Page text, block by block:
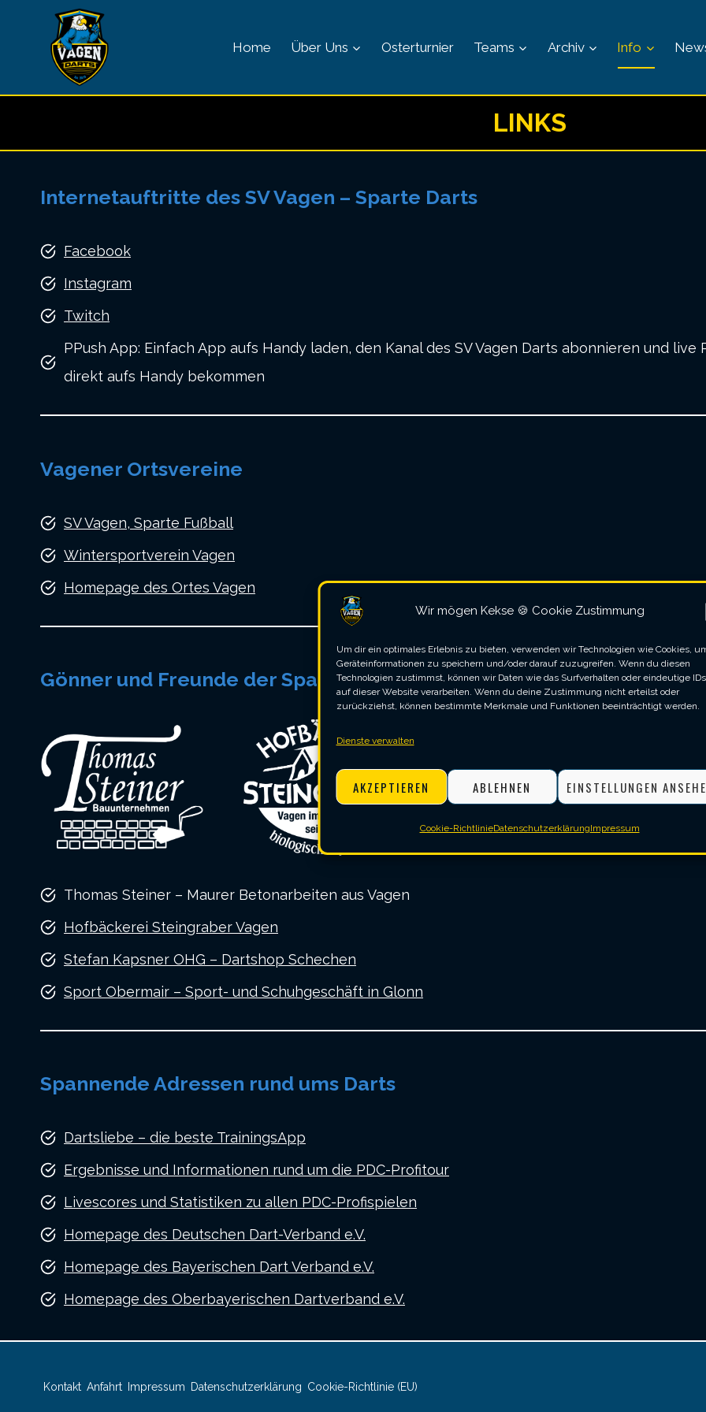
Wir mögen Kekse 🍪 Cookie Zustimmung
Um dir ein optimales Erlebnis zu bieten, verwenden wir Technologien wie Cookies,
Geräteinformationen zu speichern und/oder darauf zuzugreifen. Wenn du diesen
Technologien zustimmst, können wir Daten wie das Surfverhalten oder eindeutige IDs
auf dieser Website verarbeiten. Wenn du deine Zustimmung nicht erteilst oder
zurückziehst, können bestimmte Merkmale und Funktionen beeinträchtigt werden.
Dienste verwalten
AKZEPTIEREN ABLEHNEN EINSTELLUNGEN
Cookie-RichtlinieDatenschutzerklärungImpressum
springen
Home Über Uns Osterturnier Teams Archiv Info
LINKS
Internetauftritte des SV Vagen – Sparte Darts
Facebook
Instagram
Twitch
PPush App: Einfach App aufs Handy laden, den Kanal des SV Vagen Darts abonnieren und
direkt aufs Handy bekommen
Vagener Ortsvereine
SV Vagen, Sparte Fußball
Wintersportverein Vagen
Homepage des Ortes Vagen
Gönner und Freunde der Sparte Darts
Thomas Steiner – Maurer Betonarbeiten aus Vagen
Hofbäckerei Steingraber Vagen
Stefan Kapsner OHG – Dartshop Schechen
Sport Obermair – Sport- und Schuhgeschäft in Glonn
Spannende Adressen rund ums Darts
Dartsliebe – die beste TrainingsApp
Ergebnisse und Informationen rund um die PDC-Profitour
Livescores und Statistiken zu allen PDC-Profispielen
Homepage des Deutschen Dart-Verband e.V.
Homepage des Bayerischen Dart Verband e.V.
Homepage des Oberbayerischen Dartverband e.V.
Kontakt Anfahrt Impressum Datenschutzerklärung Cookie-Richtlinie (EU)